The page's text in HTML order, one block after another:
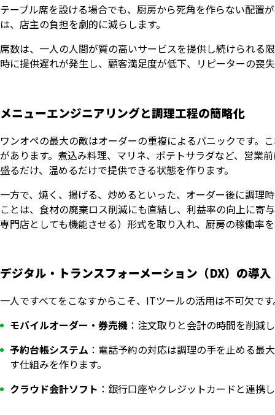
テーブル席を設ける場合でも、厨房から死角を作らない配置
は、店主の負担を劇的に減らします。
席数は、一人の人間が質の高いサービスを提供し続けられる
時に提供遅れが発生し、顧客満足度が低下、リピーターの喪
メニューエンジニアリングと調理工程の簡略化
ワンオペの最大の敵はオーダーの重複によるパニックです。
があります。煮込み料理、マリネ、ポテトサラダなど、営業
盛るだけ、温めるだけで提供できる状態を作ります。
一方で、焼く、揚げる、炒めるといった、オーダー後に調理
ことは、食材の廃棄ロス削減にも直結し、利益率の向上に寄
専門店としても機能させる）形式を取り入れ、厨房の稼働率
デジタル・トランスフォーメーション（DX）の導入
一人ですべてをこなすからこそ、ITツールの活用は不可欠で
モバイルオーダー・券売機 ：注文取りと会計の時間を削減
予約台帳システム ：電話予約の対応は調理の手を止める最
す仕組みを作ります。
クラウド会計ソフト ：銀行口座やクレジットカードと連携